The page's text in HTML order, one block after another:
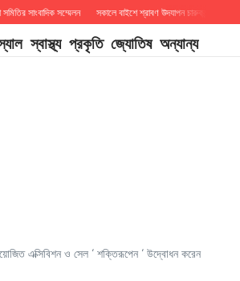
সাংবাদিক সম্মেলন সকালে বাইশে শ্রাবণ উদযাপন চারুকন্ঠের উদ্যোগে
স্বাস্থ্য প্রকৃতি জ্যোতিষ অন্যান্য
এক্সিবিশন ও সেল ‘ শক্তিরূপেন ‘ উদ্বোধন করেন